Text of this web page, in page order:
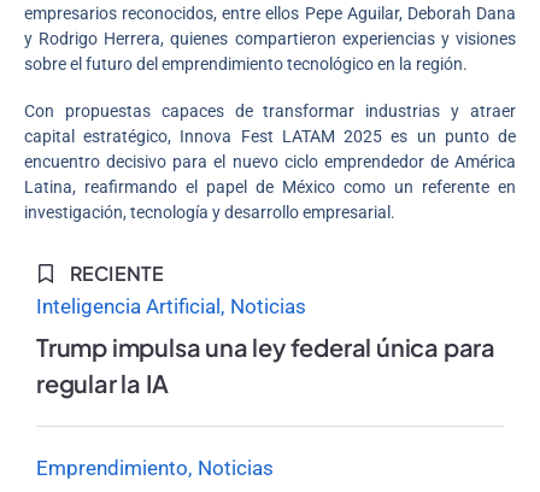
empresarios reconocidos, entre ellos Pepe Aguilar, Deborah Dana
y Rodrigo Herrera, quienes compartieron experiencias y visiones
sobre el futuro del emprendimiento tecnológico en la región.
Con propuestas capaces de transformar industrias y atraer
capital estratégico, Innova Fest LATAM 2025 es un punto de
encuentro decisivo para el nuevo ciclo emprendedor de América
Latina, reafirmando el papel de México como un referente en
investigación, tecnología y desarrollo empresarial.
RECIENTE
Inteligencia Artificial Noticias
Trump impulsa una ley federal única para
regular la IA
Emprendimiento Noticias